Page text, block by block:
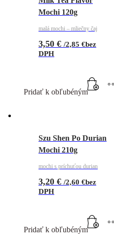
Mochi 120g
malá mochi – mliečny čaj
3,50 € /2,85 €bez
DPH
Pridať k obľubéným
Szu Shen Po Durian
Mochi 210g
mochi s príchuťou durian
3,20 € /2,60 €bez
DPH
Pridať k obľubéným